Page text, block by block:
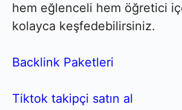
hem eğlenceli hem öğretici
kolayca keşfedebilirsiniz.
Backlink Paketleri
Tiktok takipçi satın al